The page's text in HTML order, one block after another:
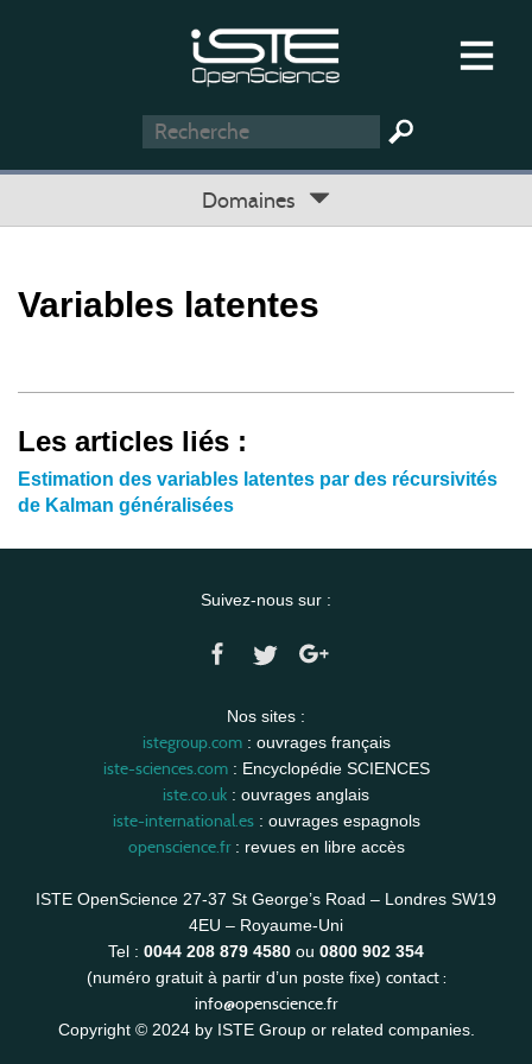
Domaines
Variables latentes
Les articles liés :
Estimation des variables latentes par des récursivités
de Kalman généralisées
Suivez-nous sur :
Nos sites :
istegroup.com: ouvrages français
iste-sciences.com: Encyclopédie SCIENCES
iste.co.uk : ouvrages anglais
iste-international.es: ouvrages espagnols
openscience.fr: revues en libre accès
ISTE OpenScience 27-37 St George’s Road – Londres SW19
4EU – Royaume-Uni
Tel : 0044 208 879 4580 ou 0800 902 354
(numéro gratuit à partir d’un poste fixe) contact :
info@openscience.fr
Copyright © 2024 by ISTE Group or related companies.